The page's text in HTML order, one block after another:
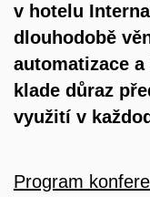
v hotelu
dlouhodobě
automatizace
klade důraz
využití v
Program